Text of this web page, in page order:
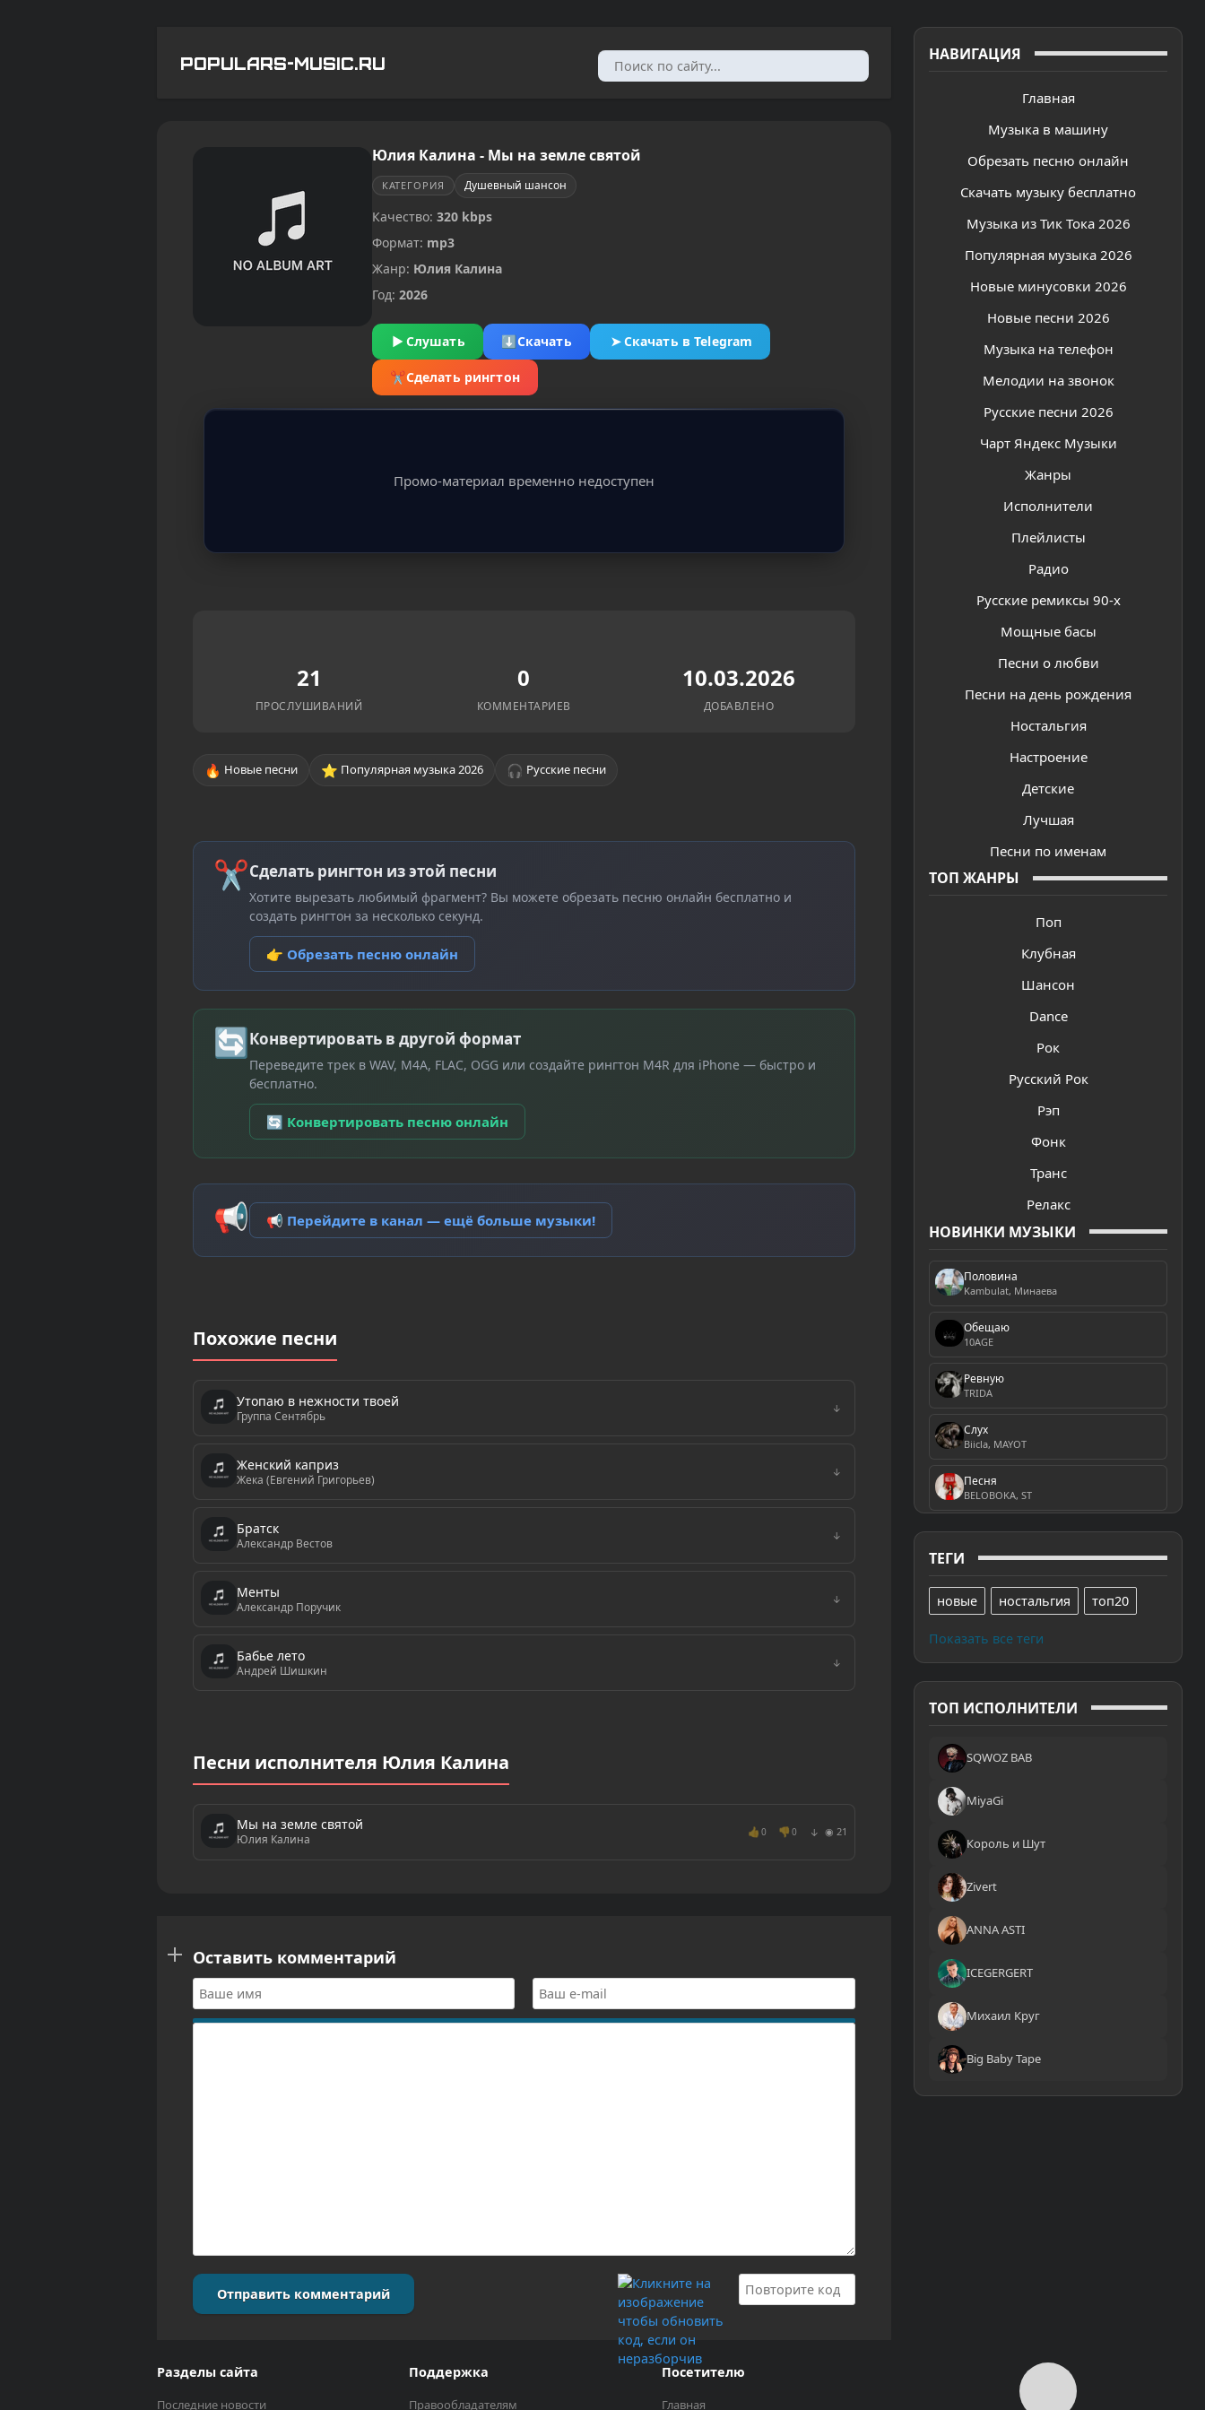
POPULARS-MUSIC.RU НАВИГАЦИЯ
Главная
Музыка в машину
Обрезать песню онлайн
Скачать музыку бесплатно
Музыка из Тик Тока 2026
Популярная музыка 2026
Новые минусовки 2026
Новые песни 2026
Музыка на телефон
Мелодии на звонок
Русские песни 2026
Чарт Яндекс Музыки
Жанры
Исполнители
Плейлисты
Радио
Русские ремиксы 90-х
Мощные басы
Песни о любви
Песни на день рождения
Ностальгия
Настроение
Детские
Лучшая
Песни по именам
ТОП ЖАНРЫ
Поп
Клубная
Шансон
Dance
Рок
Русский Рок
Рэп
Фонк
Транс
Релакс
НОВИНКИ МУЗЫКИ
Половина
Kambulat, Минаева
Обещаю
10AGE
Ревную
TRIDA
Слух
Biicla, MAYOT
Песня
BELOBOKA, ST
ТЕГИ
новые ностальгия топ20
Показать все теги
ТОП ИСПОЛНИТЕЛИ
SQWOZ BAB
MiyaGi
Король и Шут
Zivert
ANNA ASTI
ICEGERGERT
Михаил Круг
Big Baby Tape
Юлия Калина - Мы на земле святой
КАТЕГОРИЯ Душевный шансон
Качество: 320 kbps
Формат: mp3
Жанр: Юлия Калина
Год: 2026
▶ Слушать ⬇Скачать ➤Скачать в Telegram
✂Сделать рингтон
Промо-материал временно недоступен
21
ПРОСЛУШИВАНИЙ
0
КОММЕНТАРИЕВ
10.03.2026
ДОБАВЛЕНО
🔥 Новые песни ⭐ Популярная музыка 2026 🎧 Русские песни
✂Сделать рингтон из этой песни
Хотите вырезать любимый фрагмент? Вы можете обрезать песню онлайн бесплатно и
создать рингтон за несколько секунд.
👉 Обрезать песню онлайн
🔄Конвертировать в другой формат
Переведите трек в WAV, M4A, FLAC, OGG или создайте рингтон M4R для iPhone — быстро и
бесплатно.
🔄 Конвертировать песню онлайн
📢 📢 Перейдите в канал — ещё больше музыки!
Похожие песни
Утопаю в нежности твоей
Группа Сентябрь ↓
Женский каприз
Жека (Евгений Григорьев) ↓
Братск
Александр Вестов ↓
Менты
Александр Поручик ↓
Бабье лето
Андрей Шишкин ↓
Песни исполнителя Юлия Калина
Мы на земле святой
Юлия Калина
👍 0 👎 0 ↓ ◉ 21
Оставить комментарий
Отправить комментарий
Разделы сайта
Последние новости
Поддержка
Правообладателям
Посетителю
Главная